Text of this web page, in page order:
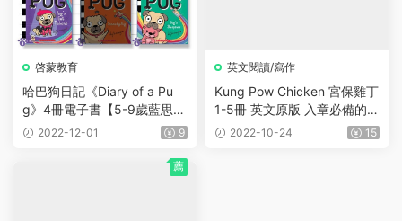
啓蒙教育
哈巴狗日記《Diary of a Pu
g》4冊電子書【5-9歲藍思4
90-550L】這套兒童圖畫橋
2022-12-01 9
英文閱讀/寫作
Kung Pow Chicken 宮保雞丁
1-5冊 英文原版 入章必備的橋
梁書《學樂大樹》系列
2022-10-24 15
薦